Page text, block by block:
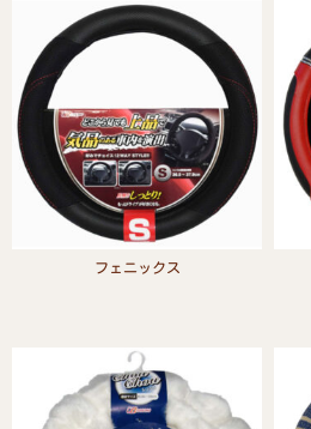
フェニックス